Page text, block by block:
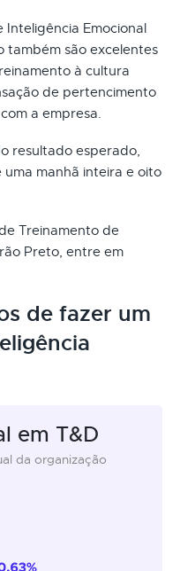
Inteligência Emocional
também são excelentes
à cultura
de pertencimento
a empresa.
resultado esperado,
manhã inteira e oito
Treinamento de
Preto, entre em
de fazer um
em T&D
da organização